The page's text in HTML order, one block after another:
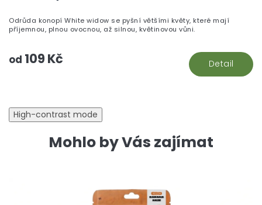
od 109 Kč Detail
Odrůda konopí White widow se pyšní většími květy, které mají
příjemnou, plnou ovocnou, až silnou, květinovou vůni.
High-contrast mode
Mohlo by Vás zajímat